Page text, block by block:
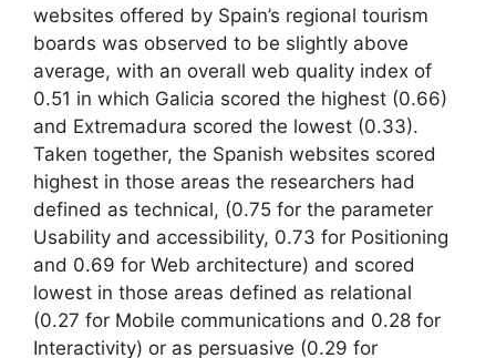
websites offered by Spain’s regional tourism
boards was observed to be slightly above
average, with an overall web quality index of
0.51 in which Galicia scored the highest (0.66)
and Extremadura scored the lowest (0.33).
Taken together, the Spanish websites scored
highest in those areas the researchers had
defined as technical, (0.75 for the parameter
Usability and accessibility, 0.73 for Positioning
and 0.69 for Web architecture) and scored
lowest in those areas defined as relational
(0.27 for Mobile communications and 0.28 for
Interactivity) or as persuasive (0.29 for